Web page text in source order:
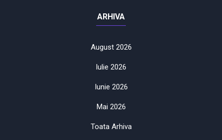
ARHIVA
August 2026
Iulie 2026
Iunie 2026
Mai 2026
Toata Arhiva